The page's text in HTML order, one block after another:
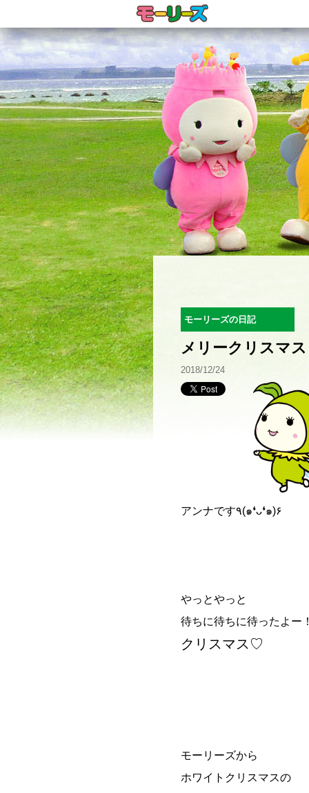
モーリーズの日記
メリークリスマ
2018/12/24
アンナです٩(๑❛ᴗ❛๑)۶
やっとやっと
待ちに待ちに待ったよー
クリスマス♡
モーリーズから
ホワイトクリスマスの